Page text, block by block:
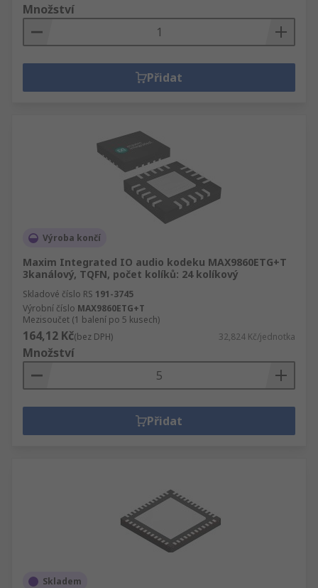
Množství
Přidat
Výroba končí
Maxim Integrated IO audio kodeku MAX9860ETG+T
3kanálový, TQFN, počet kolíků: 24 kolíkový
Skladové číslo RS 191-3745
Výrobní číslo MAX9860ETG+T
Mezisoučet (1 balení po 5 kusech)
164,12 Kč(bez DPH) 32,824 Kč/jednotka
Množství
Přidat
Skladem